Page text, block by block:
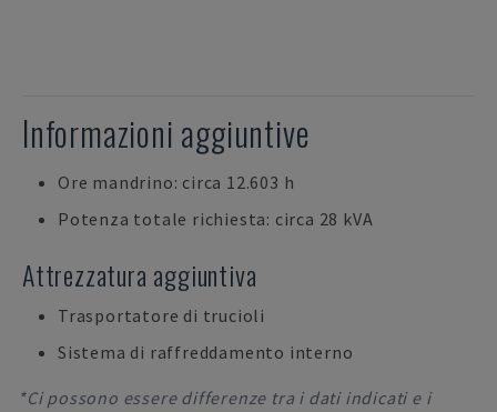
Informazioni aggiuntive
Ore mandrino: circa 12.603 h
Potenza totale richiesta: circa 28 kVA
Attrezzatura aggiuntiva
Trasportatore di trucioli
Sistema di raffreddamento interno
*Ci possono essere differenze tra i dati indicati e i